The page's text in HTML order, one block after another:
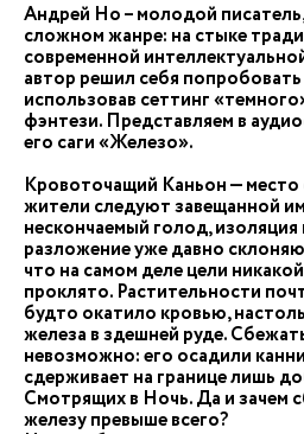
Андрей Но – молодой
сложном жанре: на стыке
современной
автор решил себя
использовав сеттинг
фэнтези. Представляем в
его саги «Железо».
Кровоточащий Каньон — место
жители следуют завещанной
нескончаемый голод,
разложение уже давно
что на самом деле цели
проклято. Растительности
будто окатило кровью,
железа в здешней руде.
невозможно: его осадили
сдерживает на границе лишь
Смотрящих в Ночь. Да и зачем
железу превыше всего?